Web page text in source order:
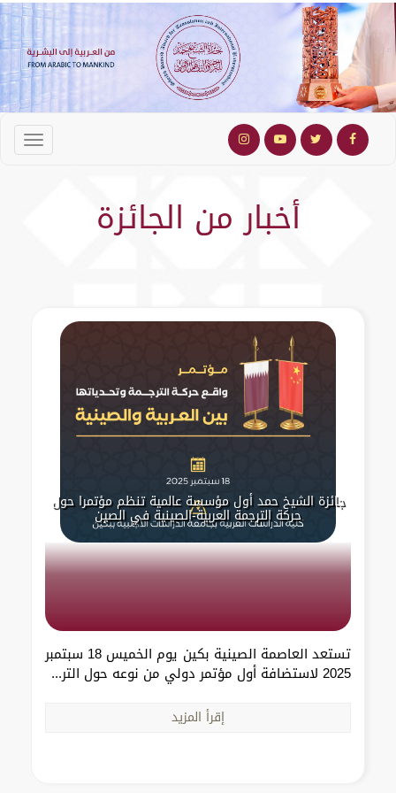
أخبار من الجائزة
جائزة الشيخ حمد أول مؤسسة عالمية تنظم مؤتمرا حول
حركة الترجمة العربية-الصينية في الصين
تستعد العاصمة الصينية بكين يوم الخميس 18 سبتمبر
2025 لاستضافة أول مؤتمر دولي من نوعه حول التر...
إقرأ المزيد